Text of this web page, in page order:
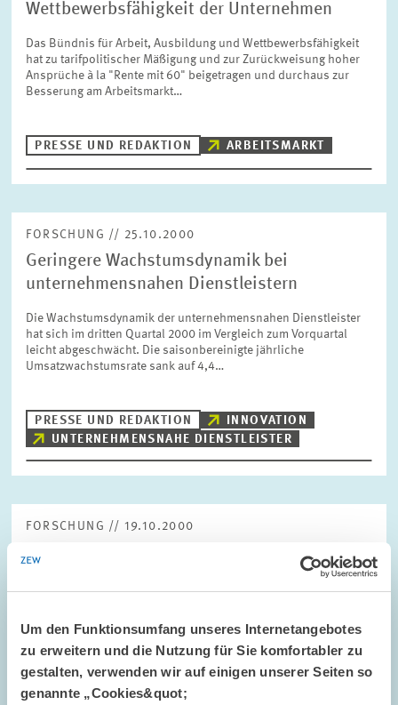
Um den Funktionsumfang unseres Internetangebotes
zu erweitern und die Nutzung für Sie komfortabler zu
gestalten, verwenden wir auf einigen unserer Seiten so
genannte „Cookies&quot;
Wettbewerbsfähigkeit der Unternehmen
Das Bündnis für Arbeit, Ausbildung und Wettbewerbsfähigkeit
hat zu tarifpolitischer Mäßigung und zur Zurückweisung hoher
Ansprüche à la "Rente mit 60" beigetragen und durchaus zur
Besserung am Arbeitsmarkt…
PRESSE UND REDAKTION ARBEITSMARKT
FORSCHUNG // 25.10.2000
Geringere Wachstumsdynamik bei
unternehmensnahen Dienstleistern
Die Wachstumsdynamik der unternehmensnahen Dienstleister
hat sich im dritten Quartal 2000 im Vergleich zum Vorquartal
leicht abgeschwächt. Die saisonbereinigte jährliche
Umsatzwachstumsrate sank auf 4,4…
PRESSE UND REDAKTION
INNOVATION
UNTERNEHMENSNAHE DIENSTLEISTER
FORSCHUNG // 19.10.2000
ZEW-Finanzmarkttest: Massiver Einbruch der
vergangenen Monat um 40 Prozent gefallen war, verzeichnet der
Nach 40,8 Punkten im September…